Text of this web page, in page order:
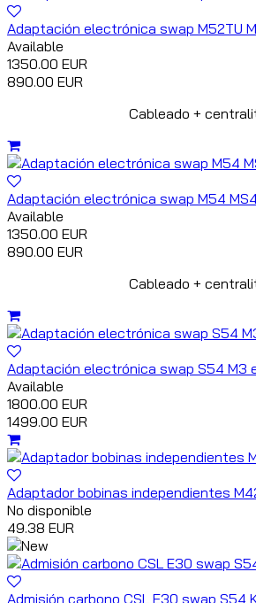
Adaptación electrónica swap M52TU
Available
1350.00 EUR
890.00 EUR
Cableado +
Adaptación electrónica swap M54
Available
1350.00 EUR
890.00 EUR
Cableado +
Adaptación electrónica swap S54 M3
Available
1800.00 EUR
1499.00 EUR
Adaptador bobinas independientes
No disponible
49.38 EUR
Admisión carbono CSL E30 swap S54